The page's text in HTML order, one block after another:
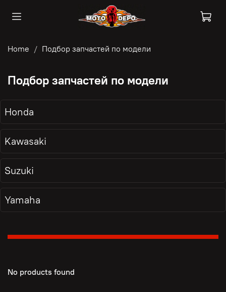
Home Подбор запчастей по модели
Подбор запчастей по модели
Honda
Kawasaki
Suzuki
Yamaha
No products found